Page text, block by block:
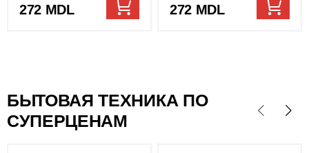
272 MDL 272 MDL
БЫТОВАЯ ТЕХНИКА ПО
СУПЕРЦЕНАМ